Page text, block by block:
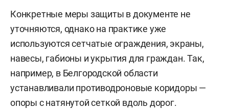
Конкретные меры защиты в документе не
уточняются, однако на практике уже
используются сетчатые ограждения, экраны,
навесы, габионы и укрытия для граждан. Так,
например, в Белгородской области
устанавливали противодроновые коридоры —
опоры с натянутой сеткой вдоль дорог.